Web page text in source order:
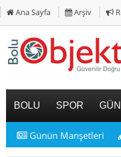
Ana Sayfa Arşiv
BOLU SPOR
Günün Manşetleri